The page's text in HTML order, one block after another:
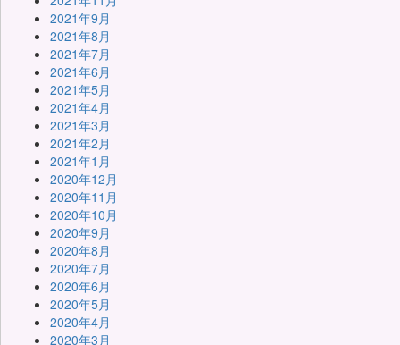
2021年9月
2021年8月
2021年7月
2021年6月
2021年5月
2021年4月
2021年3月
2021年2月
2021年1月
2020年12月
2020年11月
2020年10月
2020年9月
2020年8月
2020年7月
2020年6月
2020年5月
2020年4月
2020年3月